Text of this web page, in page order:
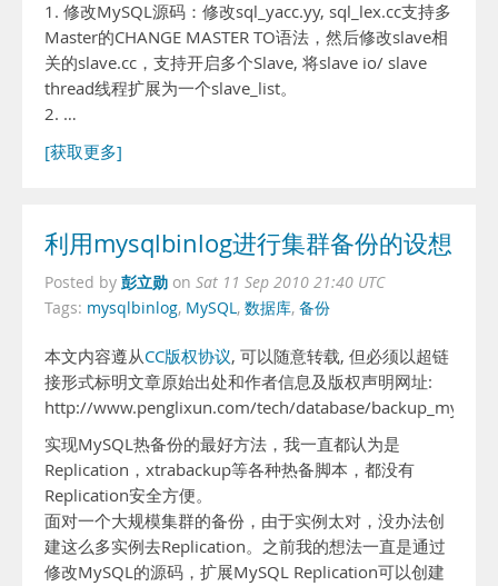
1. 修改MySQL源码：修改sql_yacc.yy, sql_lex.cc支持多
Master的CHANGE MASTER TO语法，然后修改slave相
关的slave.cc，支持开启多个Slave, 将slave io/ slave
thread线程扩展为一个slave_list。
2. …
[获取更多]
利用mysqlbinlog进行集群备份的设想
Posted by 彭立勋 on Sat 11 Sep 2010 21:40 UTC
Tags: mysqlbinlog, MySQL, 数据库, 备份
本文内容遵从CC版权协议, 可以随意转载, 但必须以超链
接形式标明文章原始出处和作者信息及版权声明网址:
http://www.penglixun.com/tech/database/
实现MySQL热备份的最好方法，我一直都认为是
Replication，xtrabackup等各种热备脚本，都没有
Replication安全方便。
面对一个大规模集群的备份，由于实例太对，没办法创
建这么多实例去Replication。之前我的想法一直是通过
修改MySQL的源码，扩展MySQL Replication可以创建